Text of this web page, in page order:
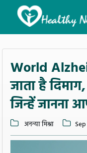
World
जाता है
जिन्हें जानना
अनन्या मिश्रा Sep